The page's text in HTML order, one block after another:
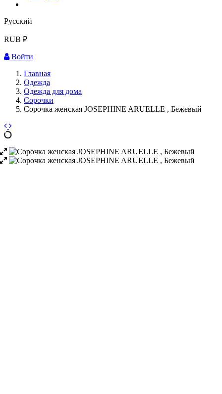
Русский
RUB ₽
Войти
Главная
Одежда
Одежда для дома
Сорочки
Сорочка женская JOSEPHINE ARUELLE , Бежевый